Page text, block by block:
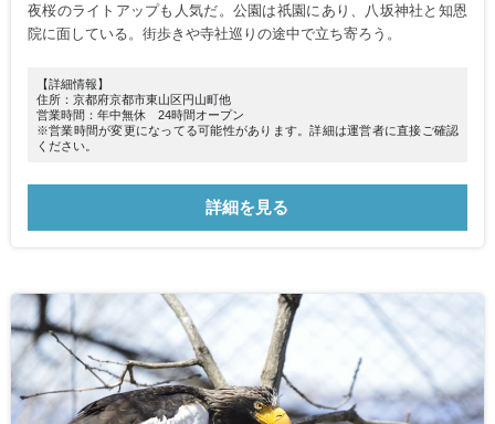
夜桜のライトアップも人気だ。公園は祇園にあり、八坂神社と知恩
院に面している。街歩きや寺社巡りの途中で立ち寄ろう。
【詳細情報】
住所：京都府京都市東山区円山町他
営業時間：年中無休 24時間オープン
※営業時間が変更になってる可能性があります。詳細は運営者に直接ご確認
ください。
詳細を見る